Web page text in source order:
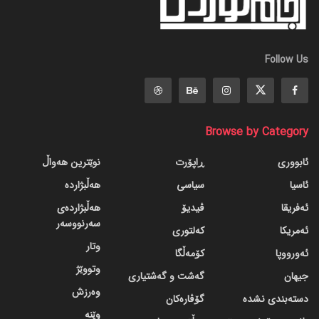
Follow Us
Browse by Category
ئابووری
ئاسیا
ئەفریقا
ئەمریکا
ئەورووپا
جیهان
دسته‌بندی نشده
ڕاپۆرت
سیاسی
ڤیدیۆ
کەلتوری
کۆمەڵگا
گه‌شت و گه‌شتیاری
گۆڤاره‌کان
نوێترین هەواڵ
هەڵبژاردە
هەڵبژاردەی
سەرنووسەر
وتار
وتووێژ
وەرزش
وێنە